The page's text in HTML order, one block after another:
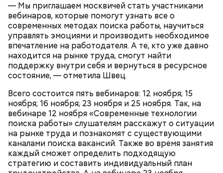
— Мы приглашаем москвичей стать участниками
вебинаров, которые помогут узнать все о
современных методах поиска работы, научиться
управлять эмоциями и производить необходимое
впечатление на работодателя. А те, кто уже давно
находится на рынке труда, смогут найти
поддержку внутри себя и вернуться в ресурсное
состояние, — отметила Швец.
Всего состоится пять вебинаров: 12 ноября; 15
ноября; 16 ноября; 23 ноября и 25 ноября. Так, на
вебинаре 12 ноября «Современные технологии
поиска работы» слушателям расскажут о ситуации
на рынке труда и познакомят с существующими
каналами поиска вакансий. Также во время занятия
каждый сможет определить подходящую
стратегию и составить индивидуальный план